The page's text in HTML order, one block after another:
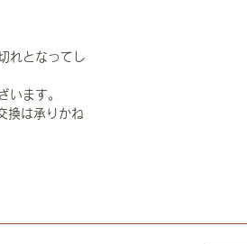
れとなってし
います。
換は承りかね